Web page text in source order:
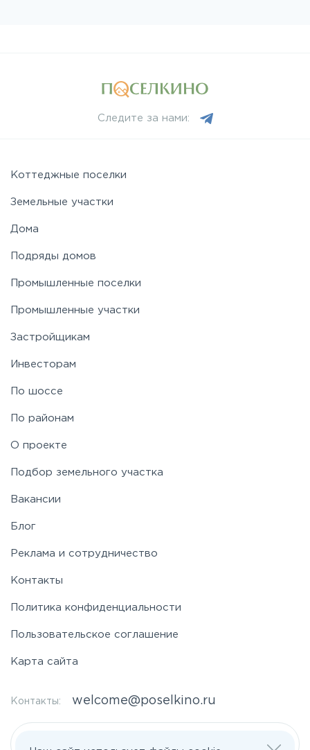
Следите за нами:
Коттеджные поселки
Земельные участки
Дома
Подряды домов
Промышленные поселки
Промышленные участки
Застройщикам
Инвесторам
По шоссе
По районам
О проекте
Подбор земельного участка
Вакансии
Блог
Реклама и сотрудничество
Контакты
Политика конфиденциальности
Пользовательское соглашение
Карта сайта
Контакты: welcome@poselkino.ru